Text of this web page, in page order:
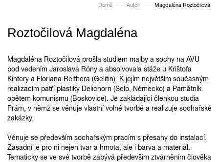
Domů Autoři Magdaléna Roztočilová
Roztočilová Magdaléna
Magdaléna Roztočilová prošla studiem malby a sochy na AVU
pod vedením Jaroslava Róny a absolvovala stáže u Krištofa
Kintery a Floriana Reithera (Gelitin). K jejím největším současným
realizacím patří plastiky Delichorn (Selb, Německo) a Památník
obětem komunismu (Boskovice). Je zakládající členkou studia
Prám, v němž se věnuje vlastní volné tvorbě a realizuje sochařské
zakázky.
Věnuje se především sochařským pracím s přesahy do instalací.
Zásadní je pro ni nejen tvar a hmota, ale i barva a materiál.
Tematicky se ve své tvorbě zabývá především ztvárněním člověka